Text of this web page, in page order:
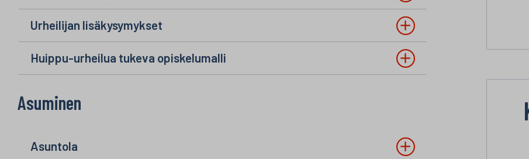
Urheilijan lisäkysymykset
Huippu-urheilua tukeva opiskelumalli
Asuminen
Asuntola